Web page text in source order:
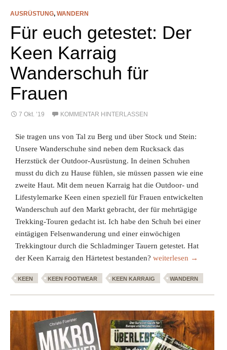
AUSRÜSTUNG, WANDERN
Für euch getestet: Der
Keen Karraig
Wanderschuh für
Frauen
7 Okt. ’19 KOMMENTAR HINTERLASSEN
Sie tragen uns von Tal zu Berg und über Stock und Stein:
Unsere Wanderschuhe sind neben dem Rucksack das
Herzstück der Outdoor-Ausrüstung. In deinen Schuhen
musst du dich zu Hause fühlen, sie müssen passen wie eine
zweite Haut. Mit dem neuen Karraig hat die Outdoor- und
Lifestylemarke Keen einen speziell für Frauen entwickelten
Wanderschuh auf den Markt gebracht, der für mehrtägige
Trekking-Touren gedacht ist. Ich habe den Schuh bei einer
eintägigen Felsenwanderung und einer einwöchigen
Trekkingtour durch die Schladminger Tauern getestet. Hat
der Keen Karraig den Härtetest bestanden?Für euch getestet: Der
weiterlesen →
KEEN KEEN FOOTWEAR KEEN KARRAIG WANDERN